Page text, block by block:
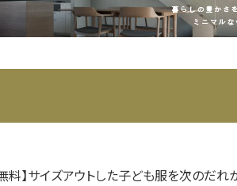
料】サイズアウトした子ども服を次のだれ